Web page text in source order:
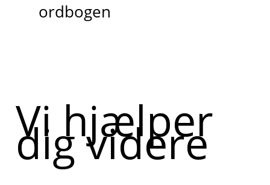
ordbogen
Vi hjælper
dig videre